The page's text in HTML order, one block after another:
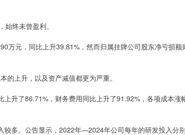
终未曾盈利。
万元，同比上升39.81%，然而归属挂牌公司股东净亏损额
的上升，以及资产减值都更为严重。
升了86.71%，财务费用同比上升了91.92%，各项成本涨
较多。公告显示，2022年—2024年公司每年的研发投入分